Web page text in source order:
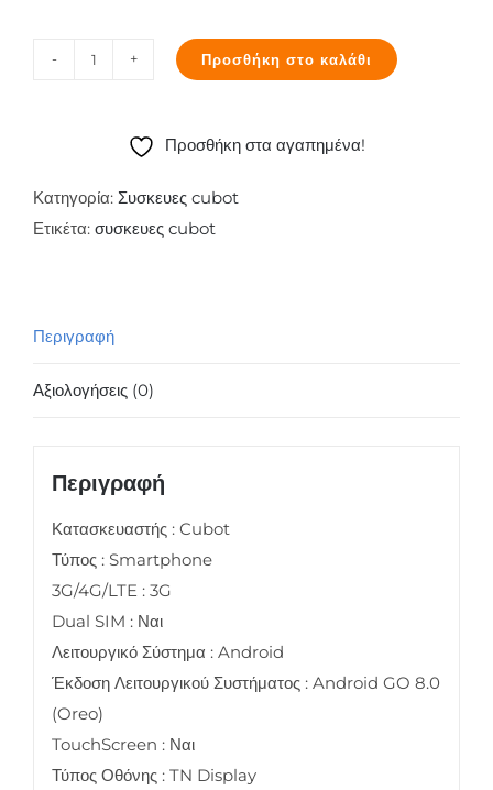
16GB/1GB
DS
Black
Προσθήκη στο καλάθι
Προσθήκη στα αγαπημένα!
Κατηγορία: Συσκευες cubot
Ετικέτα: συσκευες cubot
Περιγραφή
Αξιολογήσεις (0)
Περιγραφή
Κατασκευαστής : Cubot
Τύπος : Smartphone
3G/4G/LTE : 3G
Dual SIM : Ναι
Λειτουργικό Σύστημα : Android
Έκδοση Λειτουργικού Συστήματος : Android GO 8.0
(Oreo)
TouchScreen : Ναι
Τύπος Οθόνης : TN Display